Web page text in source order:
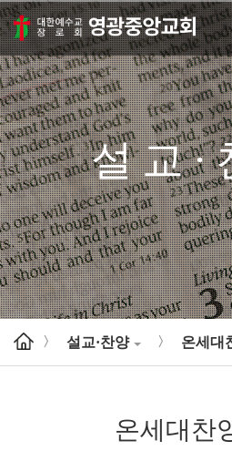
설교·
> 설교·찬양 > 온세대
온세대찬